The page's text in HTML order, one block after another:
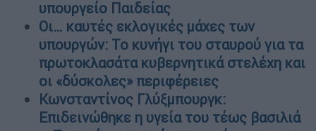
υπουργείο Παιδείας
Οι… καυτές εκλογικές μάχες των
υπουργών: Το κυνήγι του σταυρού για τα
πρωτοκλασάτα κυβερνητικά στελέχη και
οι «δύσκολες» περιφέρειες
Κωνσταντίνος Γλύξμπουργκ:
Επιδεινώθηκε η υγεία του τέως βασιλιά